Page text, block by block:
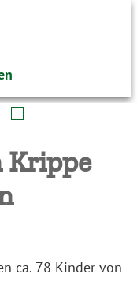
Krippe
ca. 78 Kinder von